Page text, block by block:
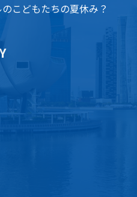
こどもたちの夏休み？